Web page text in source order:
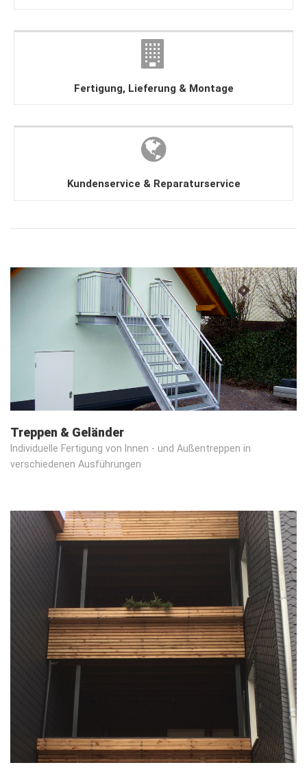
Fertigung, Lieferung & Montage
Kundenservice & Reparaturservice
Treppen & Geländer
Individuelle Fertigung von Innen - und Außentreppen in
verschiedenen Ausführungen